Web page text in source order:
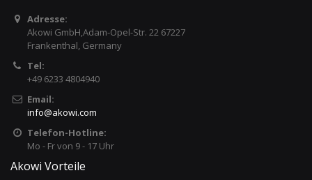
Adresse:
Akowi GmbH,Adam-Opel-Str. 22 67227
Frankenthal, Germany
Tel:
+49 6233 4804940
Email:
info@akowi.com
Telefon-Hotline:
Mo - Fr von 9 - 17 Uhr
Akowi Vorteile